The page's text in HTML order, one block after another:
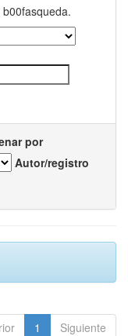
por
Autor/registro
1 Siguiente